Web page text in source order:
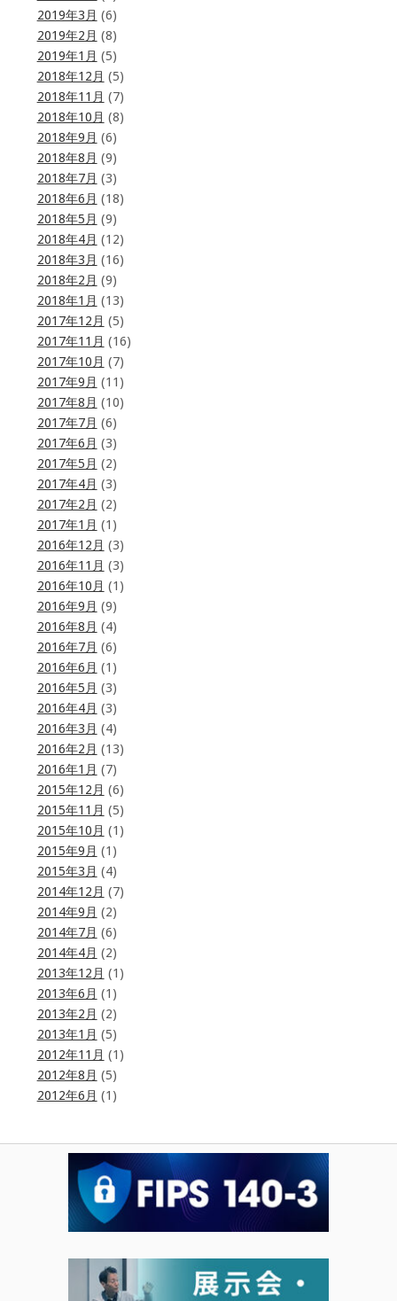
2019年3月 (6)
2019年2月 (8)
2019年1月 (5)
2018年12月 (5)
2018年11月 (7)
2018年10月 (8)
2018年9月 (6)
2018年8月 (9)
2018年7月 (3)
2018年6月 (18)
2018年5月 (9)
2018年4月 (12)
2018年3月 (16)
2018年2月 (9)
2018年1月 (13)
2017年12月 (5)
2017年11月 (16)
2017年10月 (7)
2017年9月 (11)
2017年8月 (10)
2017年7月 (6)
2017年6月 (3)
2017年5月 (2)
2017年4月 (3)
2017年2月 (2)
2017年1月 (1)
2016年12月 (3)
2016年11月 (3)
2016年10月 (1)
2016年9月 (9)
2016年8月 (4)
2016年7月 (6)
2016年6月 (1)
2016年5月 (3)
2016年4月 (3)
2016年3月 (4)
2016年2月 (13)
2016年1月 (7)
2015年12月 (6)
2015年11月 (5)
2015年10月 (1)
2015年9月 (1)
2015年3月 (4)
2014年12月 (7)
2014年9月 (2)
2014年7月 (6)
2014年4月 (2)
2013年12月 (1)
2013年6月 (1)
2013年2月 (2)
2013年1月 (5)
2012年11月 (1)
2012年8月 (5)
2012年6月 (1)